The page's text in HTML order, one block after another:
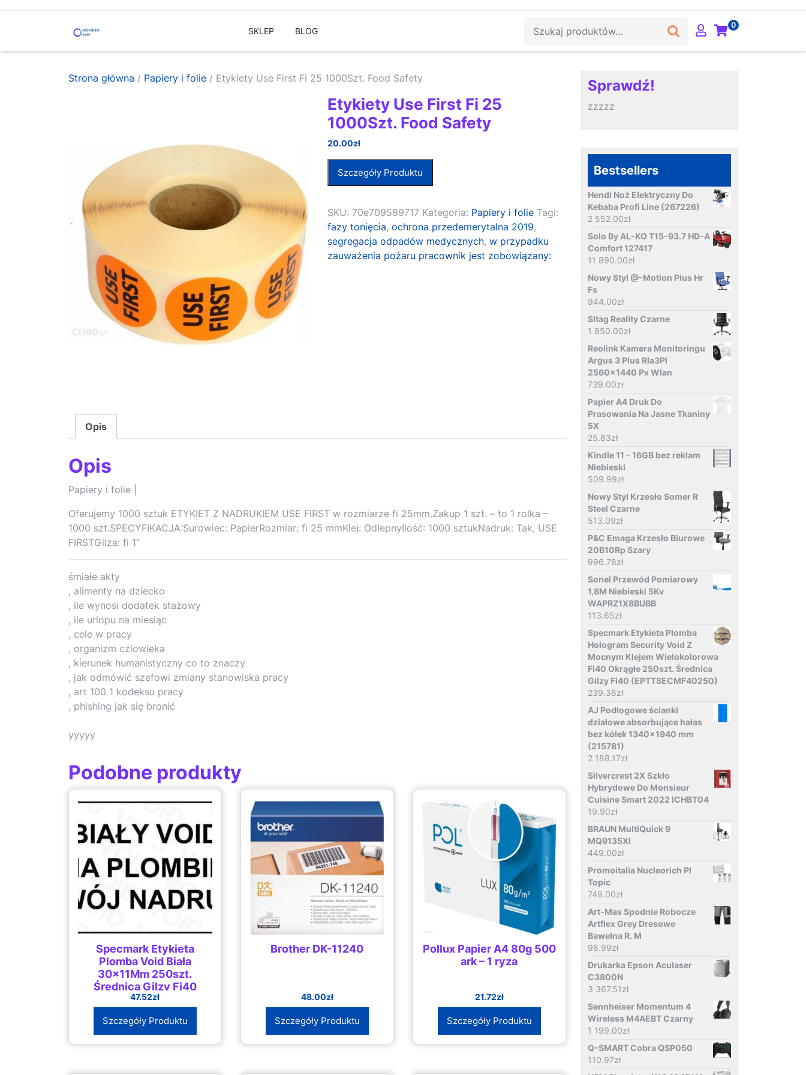
SKLEP BLOG
0
Strona główna / Papiery i folie / Etykiety Use First Fi 25 1000Szt. Food Safety
Etykiety Use First Fi 25
1000Szt. Food Safety
20.00zł
Szczegóły Produktu
SKU: 70e709589717 Kategoria: Papiery i folie Tagi:
fazy tonięcia,ochrona przedemerytalna 2019,
segregacja odpadów medycznych,w przypadku
zauważenia pożaru pracownik jest zobowiązany:
Opis
Opis
Papiery i folie |
Oferujemy 1000 sztuk ETYKIET Z NADRUKIEM USE FIRST w rozmiarze fi 25mm.Zakup 1 szt. – to 1 rolka –
1000 szt.SPECYFIKACJA:Surowiec: PapierRozmiar: fi 25 mmKlej: OdlepnyIlość: 1000 sztukNadruk: Tak, USE
FIRSTGilza: fi 1″
śmiałe akty
, alimenty na dziecko
, ile wynosi dodatek stażowy
, ile urlopu na miesiąc
, cele w pracy
, organizm czlowieka
, kierunek humanistyczny co to znaczy
, jak odmówić szefowi zmiany stanowiska pracy
, art 100 1 kodeksu pracy
, phishing jak się bronić
yyyyy
Podobne produkty
Specmark Etykieta
Plomba Void Biała
30x11Mm 250szt.
Średnica Gilzy Fi40
(EPTTVW30X11250)
47.52zł
Szczegóły Produktu
Brother DK-11240
48.00zł
Szczegóły Produktu
Pollux Papier A4 80g 500
ark – 1 ryza
21.72zł
Szczegóły Produktu
Sprawdź!
zzzzz
Bestsellers
Hendi Noż Elektryczny Do
Kebaba Profi Line (267226)
2 552.00zł
Solo By AL-KO T15-93.7 HD-A
Comfort 127417
11 890.00zł
Nowy Styl @-Motion Plus Hr
Fs
944.00zł
Sitag Reality Czarne
1 850.00zł
Reolink Kamera Monitoringu
Argus 3 Plus Rla3Pl
2560x1440 Px Wlan
739.00zł
Papier A4 Druk Do
Prasowania Na Jasne Tkaniny
5X
25.83zł
Kindle 11 - 16GB bez reklam
Niebieski
509.99zł
Nowy Styl Krzesło Somer R
Steel Czarne
513.09zł
P&C Emaga Krzesło Biurowe
20B10Rp Szary
996.78zł
Sonel Przewód Pomiarowy
1,8M Niebieski 5Kv
WAPRZ1X8BUBB
113.65zł
Specmark Etykieta Plomba
Hologram Security Void Z
Mocnym Klejem Wielokolorowa
Fi40 Okrągłe 250szt. Średnica
Gilzy Fi40 (EPTTSECMF40250)
239.36zł
AJ Podłogowe ścianki
działowe absorbujące hałas
bez kółek 1340x1940 mm
(215781)
2 188.17zł
Silvercrest 2X Szkło
Hybrydowe Do Monsieur
Cuisine Smart 2022 ICHBT04
19.90zł
BRAUN MultiQuick 9
MQ9135XI
449.00zł
Promoitalia Nucleorich Pl
Topic
749.00zł
Art-Mas Spodnie Robocze
Artflex Grey Dresowe
Bawełna R. M
98.99zł
Drukarka Epson Aculaser
C3800N
3 367.51zł
Sennheiser Momentum 4
Wireless M4AEBT Czarny
1 199.00zł
Q-SMART Cobra QSP050
110.97zł